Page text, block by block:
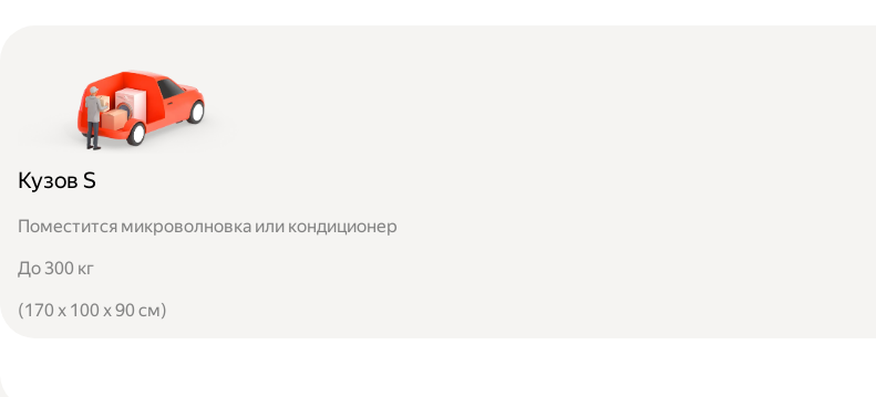
Кузов S
Поместится микроволновка или кондиционер
До 300 кг
(170 x 100 x 90 см)